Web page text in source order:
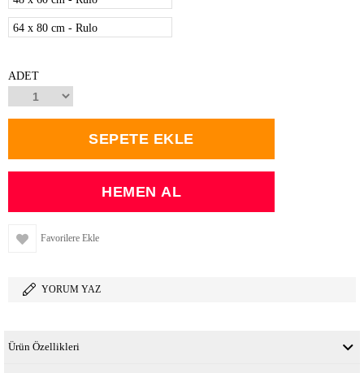
64 x 80 cm - Rulo
ADET
Favorilere Ekle
YORUM YAZ
Ürün Özellikleri